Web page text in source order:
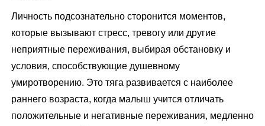
Личность подсознательно сторонится моментов,
которые вызывают стресс, тревогу или другие
неприятные переживания, выбирая обстановку и
условия, способствующие душевному
умиротворению. Это тяга развивается с наиболее
раннего возраста, когда малыш учится отличать
положительные и негативные переживания, медленно